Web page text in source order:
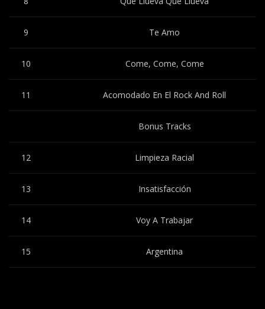
9 Te Amo
10 Come, Come, Come
11 Acomodado En El Rock And Roll
Bonus Tracks
12 Limpieza Racial
13 Insatisfacción
14 Voy A Trabajar
15 Argentina